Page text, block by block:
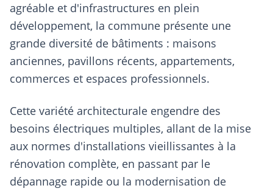
agréable et d'infrastructures en plein
développement, la commune présente une
grande diversité de bâtiments : maisons
anciennes, pavillons récents, appartements,
commerces et espaces professionnels.
Cette variété architecturale engendre des
besoins électriques multiples, allant de la mise
aux normes d'installations vieillissantes à la
rénovation complète, en passant par le
dépannage rapide ou la modernisation de